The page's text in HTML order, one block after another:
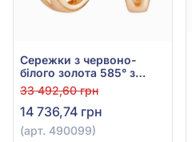
Сережки з червоно-
білого золота 585° з
фіанітами, арт. 490099
33 492,60 грн
14 736,74 грн
(арт. 490099)